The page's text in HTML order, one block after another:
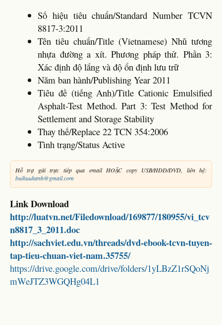
Số hiệu tiêu chuẩn/Standard Number TCVN
8817-3:2011
Tên tiêu chuẩn/Title (Vietnamese) Nhũ tương
nhựa đường a xít. Phương pháp thử. Phần 3:
Xác định độ lắng và độ ổn định lưu trữ
Năm ban hành/Publishing Year 2011
Tiêu đề (tiếng Anh)/Title Cationic Emulsified
Asphalt-Test Method. Part 3: Test Method for
Settlement and Storage Stability
Thay thế/Replace 22 TCN 354:2006
Tình trạng/Status Active
Hỗ trợ gửi trực tiếp qua email HOẶC copy USB/HDD/DVD, liên hệ:
buihuuhanh@gmail.com
Link Download
http://luatvn.net/Filedownload/169877/180955/vi_tcv
n8817_3_2011.doc
http://sachviet.edu.vn/threads/dvd-ebook-tcvn-tuyen-
tap-tieu-chuan-viet-nam.35755/
https://drive.google.com/drive/folders/1yLBzZ1rSQoNj
mWeJTZ3WGQHg04L1